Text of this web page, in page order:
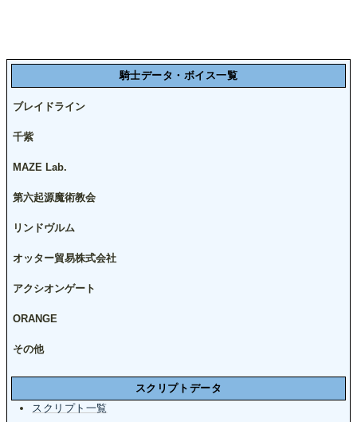
騎士データ・ボイス一覧
ブレイドライン
千紫
MAZE Lab.
第六起源魔術教会
リンドヴルム
オッター貿易株式会社
アクシオンゲート
ORANGE
その他
スクリプトデータ
スクリプト一覧